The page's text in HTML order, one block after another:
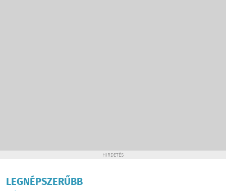
HIRDETÉS
LEGNÉPSZERŰBB